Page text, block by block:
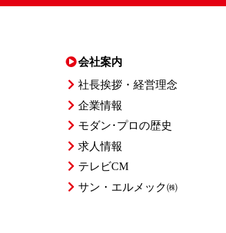
会社案内
社長挨拶・経営理念
企業情報
モダン･プロの歴史
求人情報
テレビCM
サン・エルメック㈱